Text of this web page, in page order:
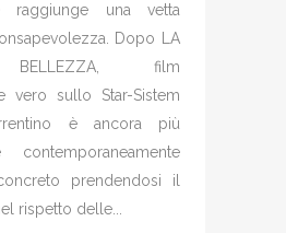
raggiunge una vetta
Dopo LA
BELLEZZA, film
vero sullo Star-Sistem
è ancora più
prendendosi il
rispetto delle...